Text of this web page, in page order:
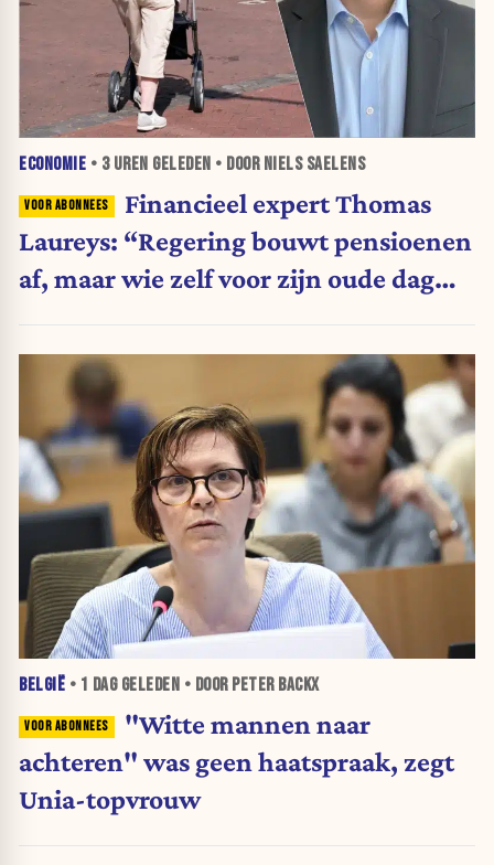
ECONOMIE • 3 UREN GELEDEN • DOOR NIELS SAELENS
Financieel expert Thomas
Laureys: “Regering bouwt pensioenen
af, maar wie zelf voor zijn oude dag
BELGIË • 1 DAGGELEDEN • DOOR PETER BACKX
"Witte mannen naar
achteren" was geen haatspraak, zegt
Unia-topvrouw